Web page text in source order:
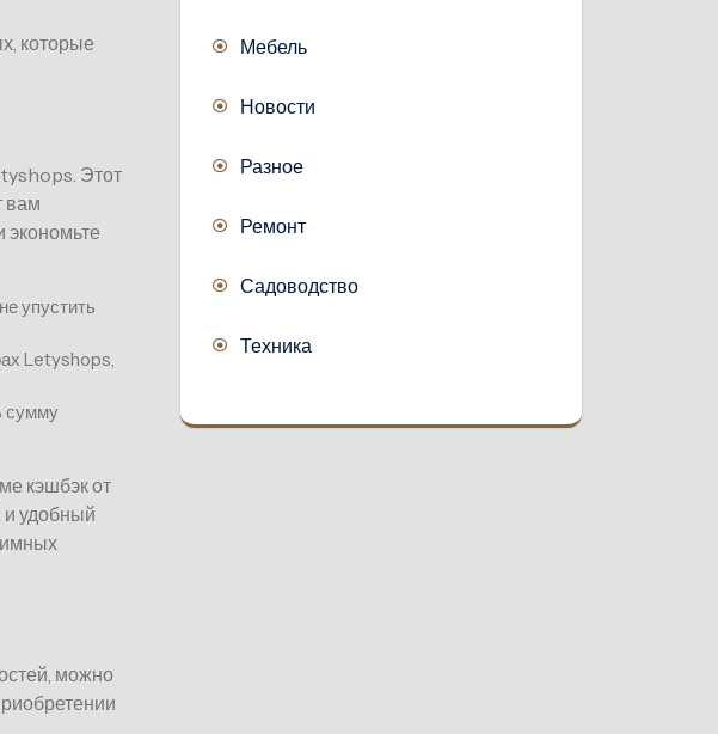
которые
Этот
вам
экономьте
упустить
Letyshops,
сумму
кэшбэк от
и удобный
можно
Мебель
Новости
Разное
Ремонт
Садоводство
Техника